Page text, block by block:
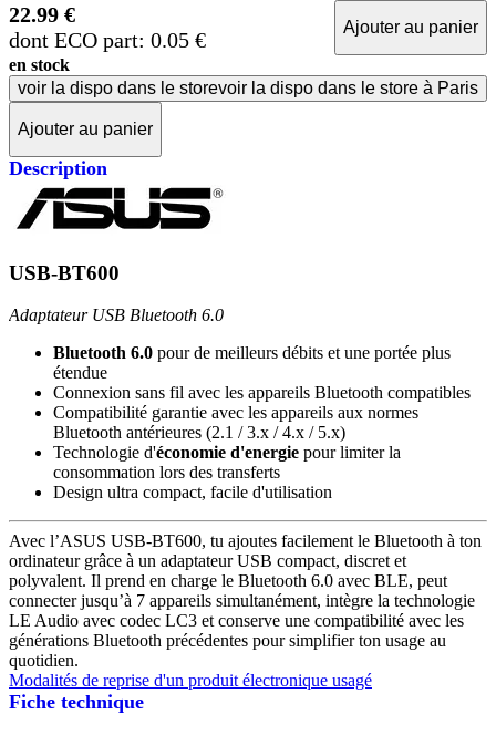
22.99 €
dont ECO part: 0.05 €
Ajouter au panier
en stock
voir la dispo dans le storevoir la dispo dans le store à Paris
Ajouter au panier
Description
Fiche technique
USB-BT600
Adaptateur USB Bluetooth 6.0
Bluetooth 6.0 pour de meilleurs débits et une portée plus
étendue
Connexion sans fil avec les appareils Bluetooth compatibles
Compatibilité garantie avec les appareils aux normes
Bluetooth antérieures (2.1 / 3.x / 4.x / 5.x)
Technologie d'économie d'energie pour limiter la
consommation lors des transferts
Design ultra compact, facile d'utilisation
Avec l’ASUS USB-BT600, tu ajoutes facilement le Bluetooth à ton
ordinateur grâce à un adaptateur USB compact, discret et
polyvalent. Il prend en charge le Bluetooth 6.0 avec BLE, peut
connecter jusqu’à 7 appareils simultanément, intègre la technologie
LE Audio avec codec LC3 et conserve une compatibilité avec les
générations Bluetooth précédentes pour simplifier ton usage au
quotidien.
Modalités de reprise d'un produit électronique usagé